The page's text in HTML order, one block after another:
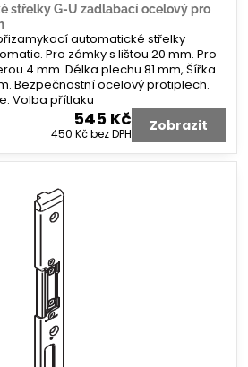
střelky G-U zadlabací ocelový pro
automatické střelky
Pro zámky s lištou 20 mm. Pro
4 mm. Délka plechu 81 mm, Šířka
Bezpečnostní ocelový protiplech.
Volba přítlaku
545 Kč
450 Kčbez DPH Zobrazit